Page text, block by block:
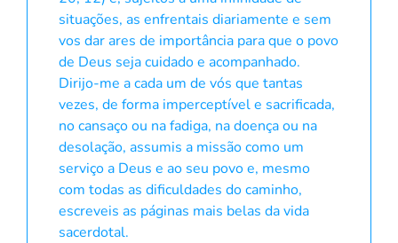
situações, as enfrentais diariamente e sem
vos dar ares de importância para que o povo
de Deus seja cuidado e acompanhado.
Dirijo-me a cada um de vós que tantas
vezes, de forma imperceptível e sacrificada,
no cansaço ou na fadiga, na doença ou na
desolação, assumis a missão como um
serviço a Deus e ao seu povo e, mesmo
com todas as dificuldades do caminho,
escreveis as páginas mais belas da vida
sacerdotal.